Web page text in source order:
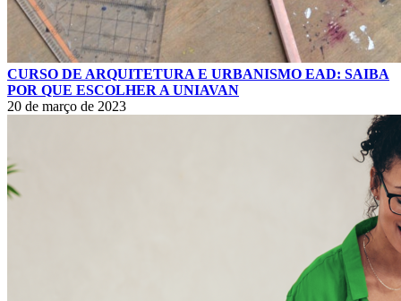
CURSO DE ARQUITETURA E URBANISMO EAD: SAIBA
POR QUE ESCOLHER A UNIAVAN
20 de março de 2023